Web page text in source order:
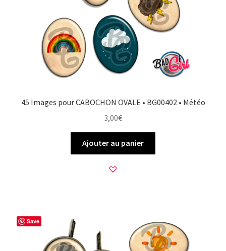
Mon compte
Wishlist
Panier
45 Images pour CABOCHON OVALE • BG00402 • Météo
3,00€
Ajouter au panier
Save